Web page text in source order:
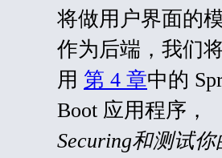
将做用户界面的模
作为后端，我们
用 第 4 章中的
Boot 应用程序，
Securing和测试你